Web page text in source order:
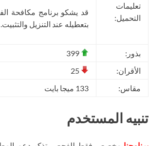
تعليمات
التحميل:
قد يشكو برنامج مكافحة
بتعطيله عند التنزيل والتثبيت.
بذور:
الأقران:
مقاس:
133 ميجا بايت
تنبيه المستخدم